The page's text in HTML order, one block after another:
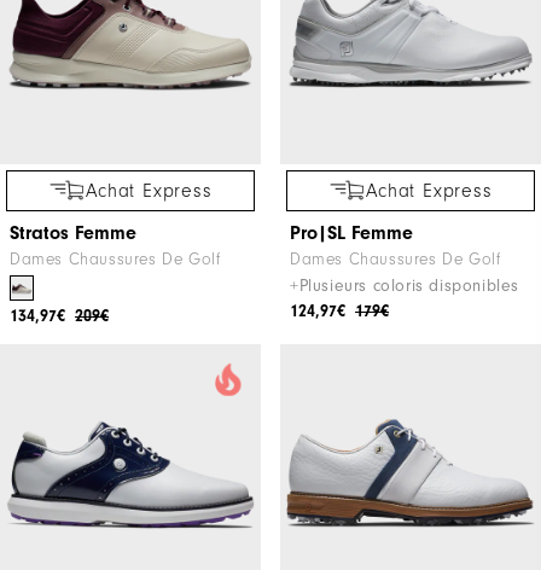
Achat Express
Stratos Femme
Dames Chaussures De Golf
209€
134,97€
Achat Express
Pro|SL Femme
Dames Chaussures De Golf
+Plusieurs coloris disponibles
179€
124,97€